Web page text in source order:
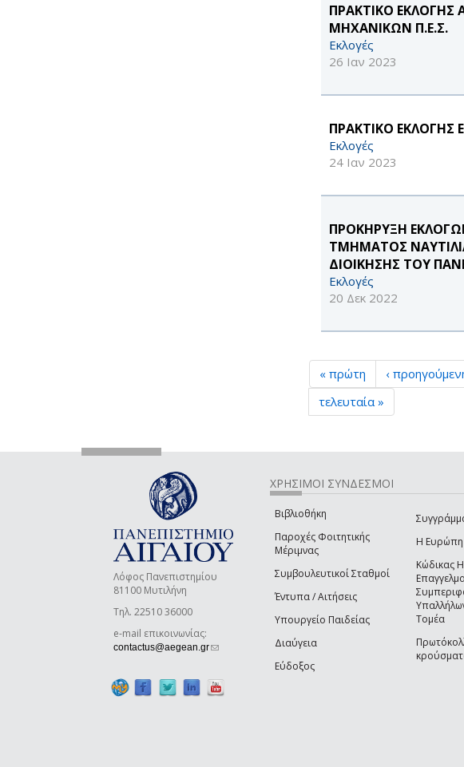
ΠΡΑΚΤΙΚΟ
ΜΗΧΑΝΙΚΩΝ Π.Ε.Σ.
Εκλογές
26 Ιαν 2023
ΠΡΑΚΤΙΚΟ
Εκλογές
24 Ιαν 2023
ΠΡΟΚΗΡΥΞΗ
ΤΜΗΜΑΤΟΣ
ΔΙΟΙΚΗΣΗΣ ΤΟΥ
Εκλογές
20 Δεκ 2022
« πρώτη ‹
τελευταία »
Λόφος Πανεπιστημίου
81100 Μυτιλήνη
Τηλ. 22510 36000
e-mail επικοινωνίας:
contactus@aegean.gr(link sends e-mail)
ΧΡΗΣΙΜΟΙ ΣΥΝΔΕΣΜΟΙ
Βιβλιοθήκη
Παροχές Φοιτητικής
Μέριμνας
Συμβουλευτικοί Σταθμοί
Έντυπα / Αιτήσεις
Υπουργείο Παιδείας
Διαύγεια
Εύδοξος
Η
Κώδικας
Τομέα